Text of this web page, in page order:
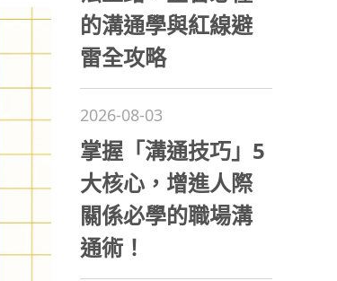
的溝通學與紅線避
雷全攻略
2026-08-03
掌握「溝通技巧」5
大核心，增進人際
關係必學的職場溝
通術！